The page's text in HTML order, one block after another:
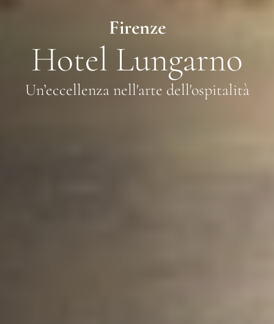
Firenze
Hotel Lungarno
Un’eccellenza nell'arte dell'ospitalità